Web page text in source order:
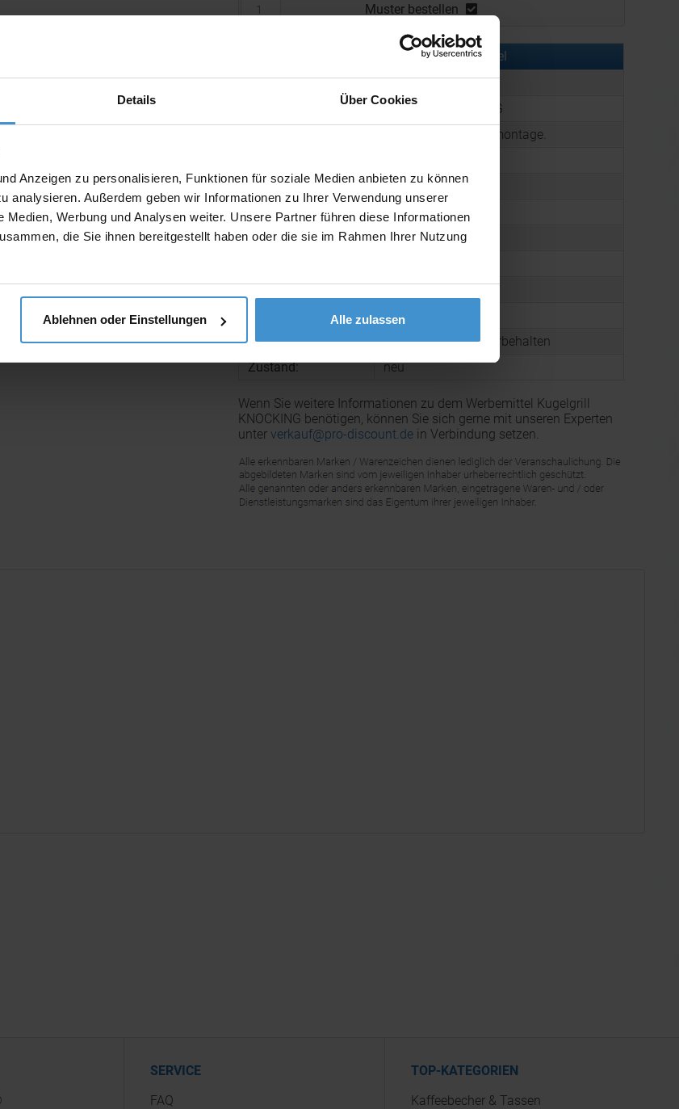
Details Über Cookies
Anzeigen zu personalisieren, Funktionen für soziale Medien anbieten zu können
analysieren. Außerdem geben wir Informationen zu Ihrer Verwendung unserer
Werbung und Analysen weiter. Unsere Partner führen diese Informationen
die Sie ihnen bereitgestellt haben oder die sie im Rahmen Ihrer Nutzung
Ablehnen oder Einstellungen Alle zulassen
Muster bestellen
Produktinformationen zu diesem Werbeartikel
Artikelnummer:
OCBMO8288-03
Kugelgrill KNOCKING
Kugelgrill zur Eigenmontage.
Maße:
300 x 400 mm
Material:
Iron
Gewicht pro Karton:
8,0 kg
4062588042397
Handelsklausel:
Zwischenverkauf vorbehalten
Zustand:
neu
Wenn Sie weitere Informationen zu dem Werbemittel Kugelgrill
KNOCKING benötigen, können Sie sich gerne mit unseren Experten
unter verkauf@pro-discount.dein Verbindung setzen.
SERVICE
FAQ
TOP-KATEGORIEN
Kaffeebecher & Tassen